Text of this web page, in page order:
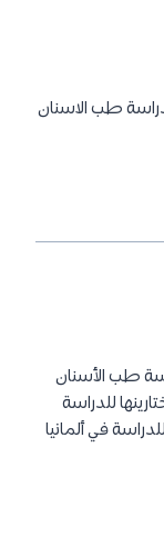
يؤهلني لدراسة طب الاسنان
طب الأسنان
للدراسة
في ألمانيا